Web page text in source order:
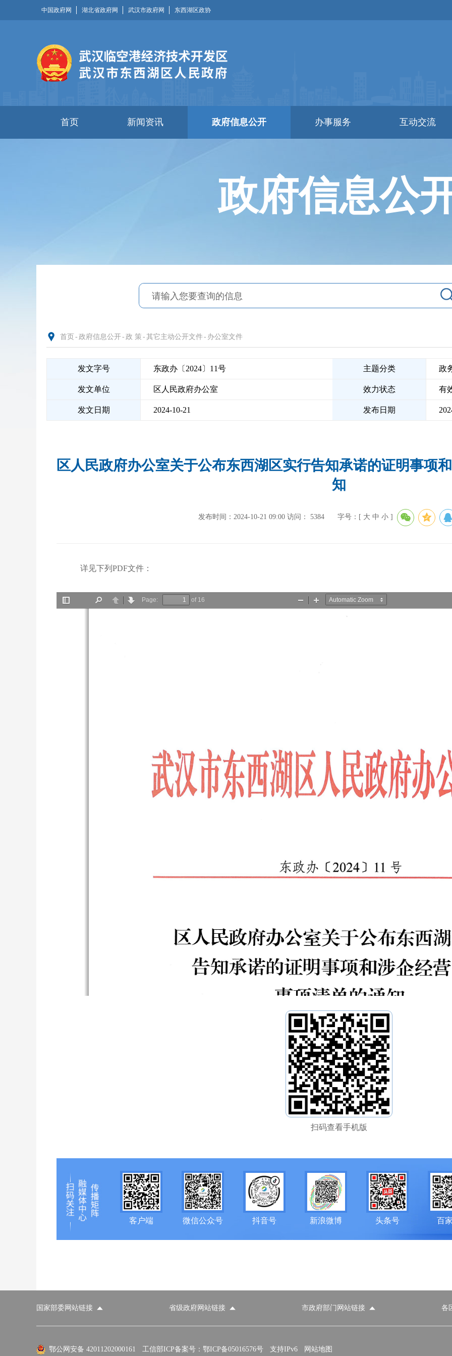
中国政府网 湖北省政府网 武汉市政府网 东西湖区政协
首页 新闻资讯 政府信息公开 办事服务 互动交流
政府信息公
首页 - 政府信息公开- 政 策 - 其它主动公开文件- 办公室文件
发文字号 东政办〔2024〕11号 主题分类 政
发文单位 区人民政府办公室 效力状态 有
发文日期 2024-10-21 发布日期
区人民政府办公室关于公布东西湖区实行告知承诺的证明事项
知
发布时间：2024-10-21 09:00 访问： 5384 字号：[ 大 中 小 ]
详见下列PDF文件：
扫码查看手机版
客户端 微信公众号 抖音号 新浪微博 头条号 百
国家部委网站链接 省级政府网站链接 市政府部门网站链接 各
国家部委网站 省级政府网站 市政府部门网站 各区政府部门网站 推荐访问网站
外交部 国防部 国家发展和改革委员会
鄂公网安备 42011202000161 工信部ICP备案号：鄂ICP备05016576号 支持IPv6 网站地图